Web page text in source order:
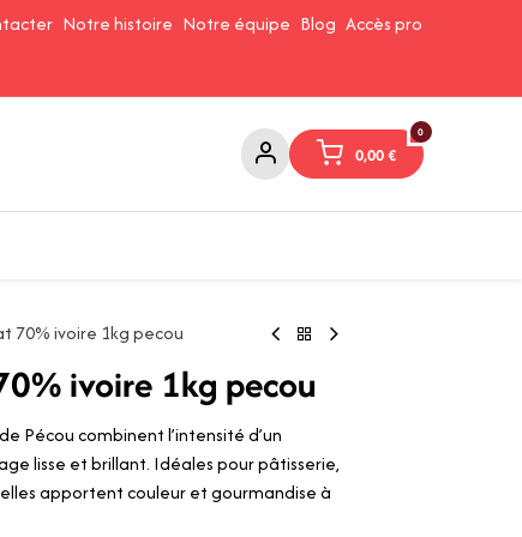
Notre histoire Notre équipe Blog Accès pro
0
0,00€
70% ivoire 1kg pecou
ivoire 1kg pecou
Pécou combinent l’intensité d’un
lisse et brillant. Idéales pour pâtisserie,
apportent couleur et gourmandise à